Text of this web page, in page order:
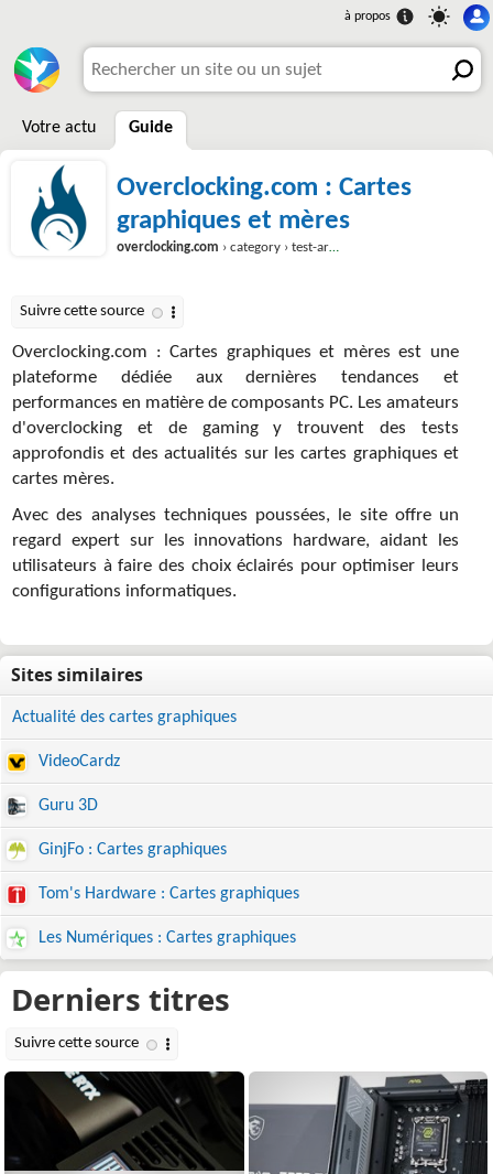
Votre actu Guide
Overclocking.com : Cartes
graphiques et mères
overclocking.com › category › test-articles › gpu-mobo-articles
Overclocking.com : Cartes graphiques et mères est une
plateforme dédiée aux dernières tendances et
performances en matière de composants PC. Les amateurs
d'overclocking et de gaming y trouvent des tests
approfondis et des actualités sur les cartes graphiques et
cartes mères.
Avec des analyses techniques poussées, le site offre un
regard expert sur les innovations hardware, aidant les
utilisateurs à faire des choix éclairés pour optimiser leurs
configurations informatiques.
Actualité des cartes graphiques
VideoCardz
Guru 3D
GinjFo : Cartes graphiques
Tom's Hardware : Cartes graphiques
Les Numériques : Cartes graphiques